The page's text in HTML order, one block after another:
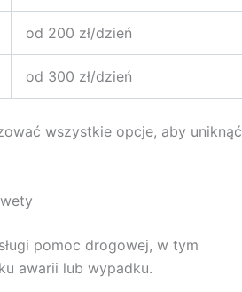
od 200 zł/dzień
od 300 zł/dzień
wszystkie opcje, aby uniknąć
pomoc drogowej, w tym
awarii lub wypadku.